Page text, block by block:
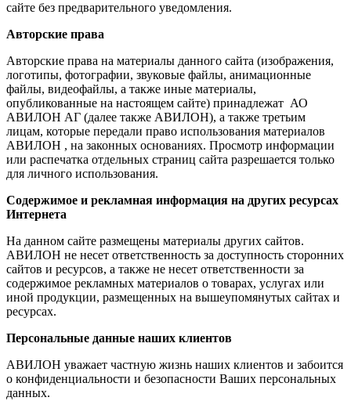
сайте без предварительного уведомления.
Авторские права
Авторские права на материалы данного сайта (изображения,
логотипы, фотографии, звуковые файлы, анимационные
файлы, видеофайлы, а также иные материалы,
опубликованные на настоящем сайте) принадлежат АО
АВИЛОН АГ (далее также АВИЛОН), а также третьим
лицам, которые передали право использования материалов
АВИЛОН , на законных основаниях. Просмотр информации
или распечатка отдельных страниц сайта разрешается только
для личного использования.
Содержимое и рекламная информация на других ресурсах
Интернета
На данном сайте размещены материалы других сайтов.
АВИЛОН не несет ответственность за доступность сторонних
сайтов и ресурсов, а также не несет ответственности за
содержимое рекламных материалов о товарах, услугах или
иной продукции, размещенных на вышеупомянутых сайтах и
ресурсах.
Персональные данные наших клиентов
АВИЛОН уважает частную жизнь наших клиентов и забоится
о конфиденциальности и безопасности Ваших персональных
данных.